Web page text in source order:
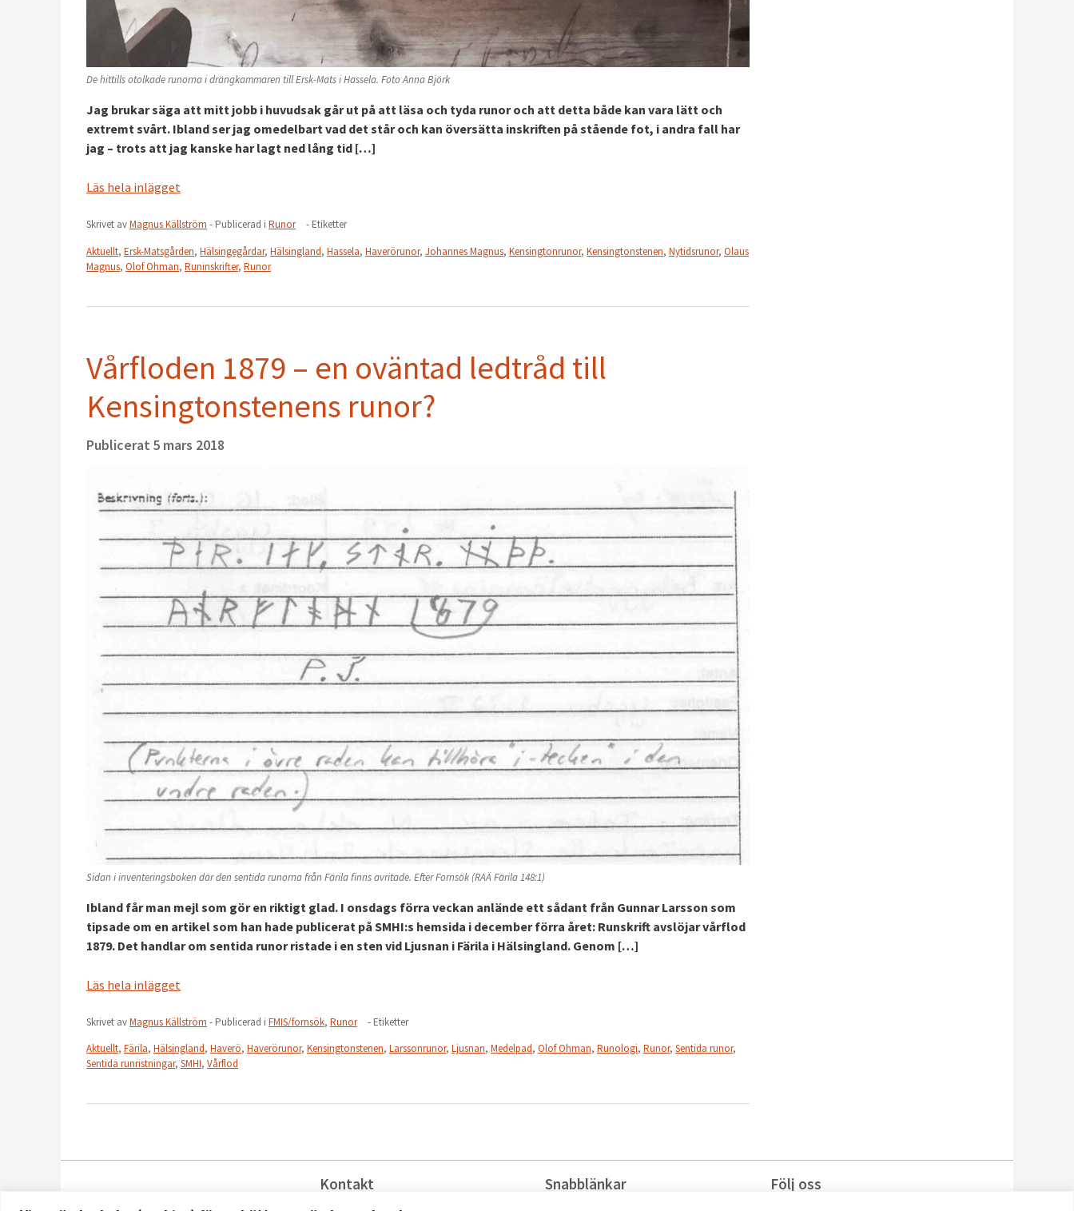
De hittills otolkade runorna i drängkammaren till Ersk-Mats i Hassela. Foto Anna Björk
Jag brukar säga att mitt jobb i huvudsak går ut på att läsa och tyda runor och att detta både kan vara lätt och
extremt svårt. Ibland ser jag omedelbart vad det står och kan översätta inskriften på stående fot, i andra fall har
jag – trots att jag kanske har lagt ned lång tid […]
Läs hela inlägget
Skrivet avMagnus Källström - Publicerad i Runor
- Etiketter
Aktuellt, Ersk-Matsgården, Hälsingegårdar, Hälsingland, Hassela, Haverörunor, Johannes Magnus, Kensingtonrunor, Kensingtonstenen, Nytidsrunor, Olaus
Magnus, Olof Ohman, Runinskrifter, Runor
Vårfloden 1879 – en oväntad ledtråd till
Kensingtonstenens runor?
Publicerat 5 mars 2018
Sidan i inventeringsboken där den sentida runorna från Färila finns avritade. Efter Fornsök (RAÄ Färila 148:1)
Ibland får man mejl som gör en riktigt glad. I onsdags förra veckan anlände ett sådant från Gunnar Larsson som
tipsade om en artikel som han hade publicerat på SMHI:s hemsida i december förra året: Runskrift avslöjar vårflod
1879. Det handlar om sentida runor ristade i en sten vid Ljusnan i Färila i Hälsingland. Genom […]
Läs hela inlägget
Skrivet avMagnus Källström - Publicerad i FMIS/fornsök, Runor
- Etiketter
Aktuellt, Färila, Hälsingland, Haverö, Haverörunor, Kensingtonstenen, Larssonrunor, Ljusnan, Medelpad, Olof Ohman, Runologi, Runor, Sentida runor,
Sentida runristningar, SMHI, Vårflod
Kontakt Snabblänkar Följ oss